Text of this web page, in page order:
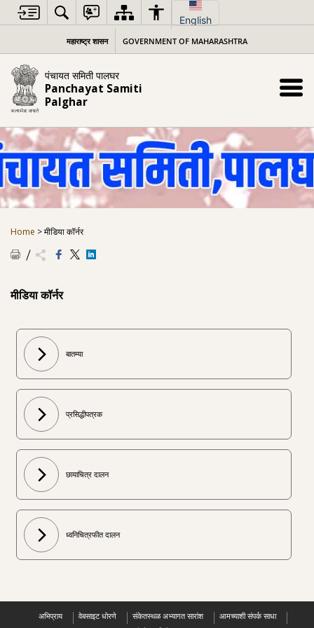
content
English
महाराष्ट्र शासन GOVERNMENT OF MAHARASHTRA
पंचायत समिती पालघर
Panchayat Samiti
Palghar
Home >मीडिया कॉर्नर
मीडिया कॉर्नर
बातम्या
प्रसिद्धीपत्रक
छायाचित्र दालन
ध्वनिचित्रफीत दालन
अभिप्राय वेबसाइट धोरणे संकेतस्थळ अभ्यागत सारांश
आमच्याशी संपर्क साधा